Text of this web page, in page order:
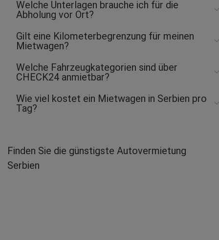
Welche Unterlagen brauche ich für die
Abholung vor Ort?
Gilt eine Kilometerbegrenzung für meinen
Mietwagen?
Welche Fahrzeugkategorien sind über
CHECK24 anmietbar?
Wie viel kostet ein Mietwagen in Serbien pro
Tag?
Finden Sie die günstigste Autovermietung
Serbien